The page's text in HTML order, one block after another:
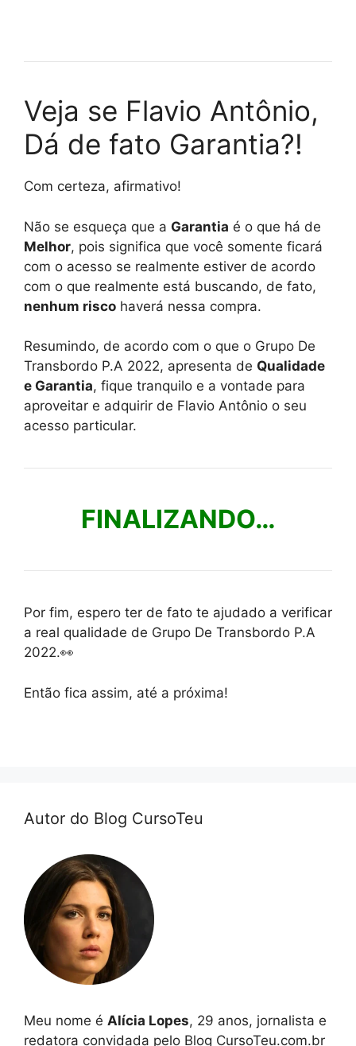
Veja se Flavio Antônio,
Dá de fato Garantia?!
Com certeza, afirmativo!
Não se esqueça que a Garantia é o que há de
Melhor, pois significa que você somente ficará
com o acesso se realmente estiver de acordo
com o que realmente está buscando, de fato,
nenhum risco haverá nessa compra.
Resumindo, de acordo com o que o Grupo De
Transbordo P.A 2022, apresenta de Qualidade
e Garantia, fique tranquilo e a vontade para
aproveitar e adquirir de Flavio Antônio o seu
acesso particular.
FINALIZANDO…
Por fim, espero ter de fato te ajudado a verificar
a real qualidade de Grupo De Transbordo P.A
2022.👀
Então fica assim, até a próxima!
Autor do Blog CursoTeu
Meu nome é Alícia Lopes, 29 anos, jornalista e
redatora convidada pelo Blog CursoTeu.com.br